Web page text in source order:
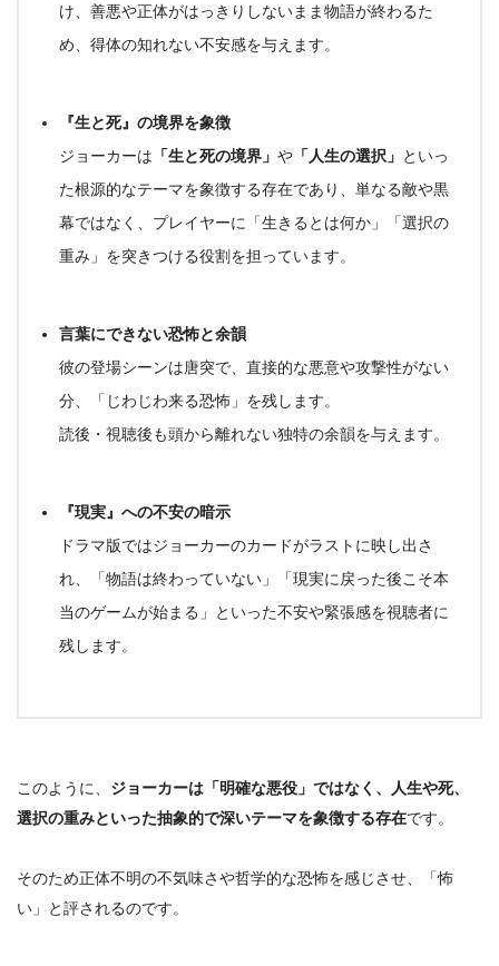
け、善悪や正体がはっきりしないまま物語が終わるた
め、 得体の知れない不安感を与えます。
『生と死』の境界を象徴
ジョーカーは 「生と死の境界」 や 「人生の選択」 といっ
た根源的なテーマを象徴する存在であり、単なる敵や黒
幕ではなく、プレイヤーに「生きるとは何か」「選択の
重み」を突きつける役割を担っています。
言葉にできない恐怖と余韻
彼の登場シーンは唐突で、直接的な悪意や攻撃性がない
分、
「じわじわ来る恐怖」 を残します。
読後・視聴後も頭から離れない独特の余韻を与えます。
『現実』への不安の暗示
ドラマ版ではジョーカーのカードがラストに映し出さ
れ、
「物語は終わっていない」「現実に戻った後こそ本
当のゲームが始まる」
といった不安や緊張感を視聴者に
残します。
このように、 ジョーカーは「明確な悪役」ではなく、人生や死、
選択の重みといった抽象的で深いテーマを象徴する存在です。
そのため正体不明の不気味さや哲学的な恐怖を感じさせ、「怖
い」と評されるのです。